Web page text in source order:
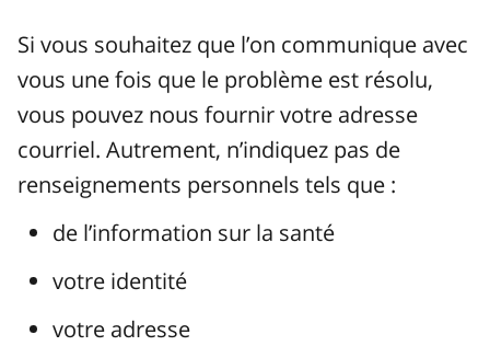
Si vous souhaitez que l’on communique avec
vous une fois que le problème est résolu,
vous pouvez nous fournir votre adresse
courriel. Autrement, n’indiquez pas de
renseignements personnels tels que :
de l’information sur la santé
votre identité
votre adresse